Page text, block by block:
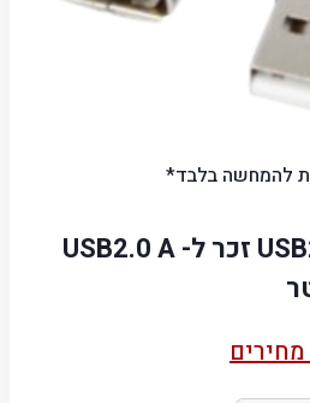
להמחשה בלבד*
כבל מאריך USB2.0 A זכר ל- USB2.0 A